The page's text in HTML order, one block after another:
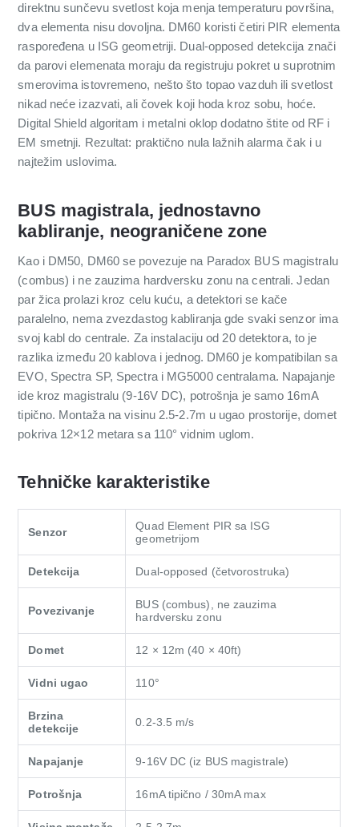
direktnu sunčevu svetlost koja menja temperaturu površina,
dva elementa nisu dovoljna. DM60 koristi četiri PIR elementa
raspoređena u ISG geometriji. Dual-opposed detekcija znači
da parovi elemenata moraju da registruju pokret u suprotnim
smerovima istovremeno, nešto što topao vazduh ili svetlost
nikad neće izazvati, ali čovek koji hoda kroz sobu, hoće.
Digital Shield algoritam i metalni oklop dodatno štite od RF i
EM smetnji. Rezultat: praktično nula lažnih alarma čak i u
najtežim uslovima.
BUS magistrala, jednostavno
kabliranje, neograničene zone
Kao i DM50, DM60 se povezuje na Paradox BUS magistralu
(combus) i ne zauzima hardversku zonu na centrali. Jedan
par žica prolazi kroz celu kuću, a detektori se kače
paralelno, nema zvezdastog kabliranja gde svaki senzor ima
svoj kabl do centrale. Za instalaciju od 20 detektora, to je
razlika između 20 kablova i jednog. DM60 je kompatibilan sa
EVO, Spectra SP, Spectra i MG5000 centralama. Napajanje
ide kroz magistralu (9-16V DC), potrošnja je samo 16mA
tipično. Montaža na visinu 2.5-2.7m u ugao prostorije, domet
pokriva 12×12 metara sa 110° vidnim uglom.
Tehničke karakteristike
Senzor
Quad Element PIR sa ISG
geometrijom
Detekcija Dual-opposed (četvorostruka)
Povezivanje
BUS (combus), ne zauzima
hardversku zonu
Domet 12 × 12m (40 × 40ft)
Vidni ugao 110°
Brzina
detekcije
0.2-3.5 m/s
Napajanje 9-16V DC (iz BUS magistrale)
Potrošnja 16mA tipično / 30mA max